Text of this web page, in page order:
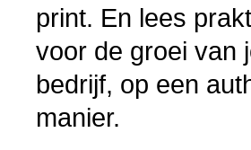
print. En lees
voor de groei van
bedrijf, op een
manier.